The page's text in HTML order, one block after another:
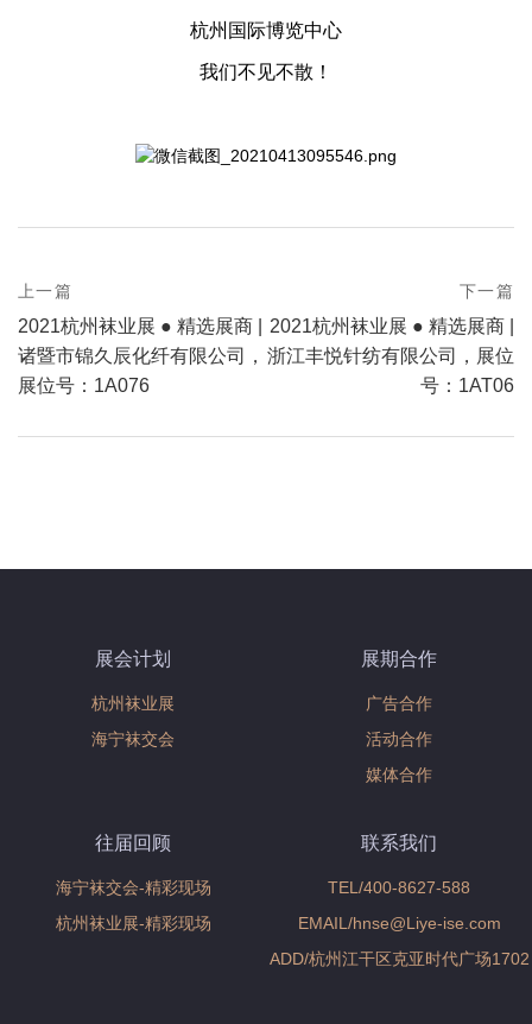
杭州国际博览中心
我们不见不散！
Post
navigation
上一篇
postPrevious
page
2021杭州袜业展 ● 精选展商 |
诸暨市锦久辰化纤有限公司，
展位号：1A076​
下一篇
next
postNext
2021杭州袜业展 ● 精选展商 |
浙江丰悦针纺有限公司，展位
号：1AT06
展会计划
杭州袜业展
海宁袜交会
展期合作
广告合作
活动合作
媒体合作
往届回顾
海宁袜交会-精彩现场
杭州袜业展-精彩现场
联系我们
TEL/400-8627-588
EMAIL/hnse@Liye-ise.com
ADD/杭州江干区克亚时代广场1702